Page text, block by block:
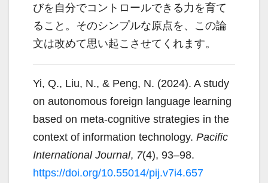
びを自分でコントロールできる力を育て
ること。そのシンプルな原点を、この論
文は改めて思い起こさせてくれます。
Yi, Q., Liu, N., & Peng, N. (2024). A study
on autonomous foreign language learning
based on meta-cognitive strategies in the
context of information technology. Pacific
International Journal, 7(4), 93–98.
https://doi.org/10.55014/pij.v7i4.657